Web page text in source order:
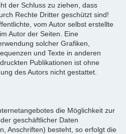
der Schluss zu ziehen, dass
Rechte Dritter geschützt sind!
vom Autor selbst erstellte
Autor der Seiten. Eine
solcher Grafiken,
und Texte in anderen
Publikationen ist ohne
des Autors nicht gestattet.
die Möglichkeit zur
geschäftlicher Daten
Anschriften) besteht, so erfolgt die